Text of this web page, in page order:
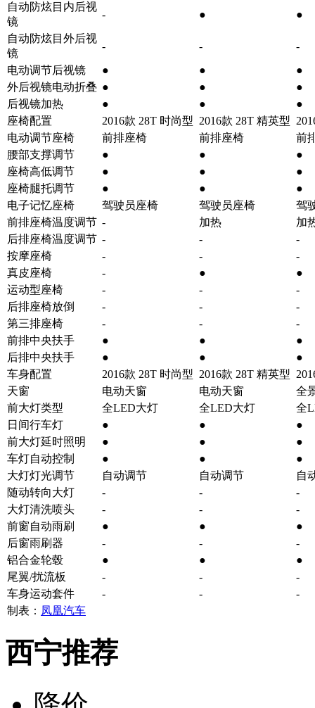
自动防炫目内后视
镜
- ●
●
自动防炫目外后视
镜
- -
-
电动调节后视镜
● ●
●
外后视镜电动折叠 ● ●
●
后视镜加热
● ●
●
座椅配置
2016款 28T 时尚型 2016款 28T 精英型
电动调节座椅
前排座椅 前排座椅
前
腰部支撑调节
● ●
●
座椅高低调节
● ●
●
座椅腿托调节
● ●
●
电子记忆座椅
驾驶员座椅 驾驶员座椅
驾
前排座椅温度调节 - 加热
加
后排座椅温度调节 - -
-
按摩座椅
- -
-
真皮座椅
- ●
●
运动型座椅
- -
-
后排座椅放倒
- -
-
第三排座椅
- -
-
前排中央扶手
● ●
●
后排中央扶手
● ●
●
车身配置
2016款 28T 时尚型 2016款 28T 精英型
天窗
电动天窗 电动天窗
全
前大灯类型
全LED大灯 全LED大灯
全
日间行车灯
● ●
●
前大灯延时照明
● ●
●
车灯自动控制
● ●
●
大灯灯光调节
自动调节 自动调节
自
随动转向大灯
- -
-
大灯清洗喷头
- -
-
前窗自动雨刷
● ●
●
后窗雨刷器
- -
-
铝合金轮毂
● ●
●
尾翼/扰流板
- -
-
车身运动套件
- -
-
制表： 凤凰汽车
西宁推荐